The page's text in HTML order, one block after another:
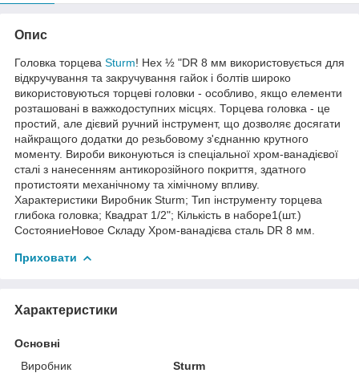
Опис
Головка торцева Sturm! Hex ½ "DR 8 мм використовується для
відкручування та закручування гайок і болтів широко
використовуються торцеві головки - особливо, якщо елементи
розташовані в важкодоступних місцях. Торцева головка - це
простий, але дієвий ручний інструмент, що дозволяє досягати
найкращого додатки до резьбовому з'єднанню крутного
моменту. Вироби виконуються із спеціальної хром-ванадієвої
сталі з нанесенням антикорозійного покриття, здатного
протистояти механічному та хімічному впливу.
Характеристики Виробник Sturm; Тип інструменту торцева
глибока головка; Квадрат 1/2"; Кількість в наборе1(шт.)
СостояниеНовое Складу Хром-ванадієва сталь DR 8 мм.
Приховати
Характеристики
Основні
Виробник
Sturm